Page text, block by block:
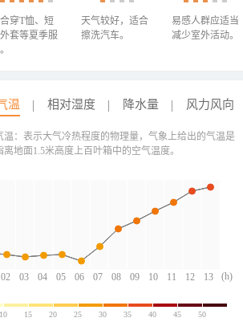
穿T恤、短
套等夏季服
天气较好，适合
擦洗汽车。
易感人群应适当
减少室外活动。
温 相对湿度 降水量 风力风向
02 03 04 05 06 07 08 09 10 11 12 13
(h)
温：表示大气冷热程度的物理量，气象上给出的气温是
离地面1.5米高度上百叶箱中的空气温度。
10 15 20 25 30 35 40 45 50